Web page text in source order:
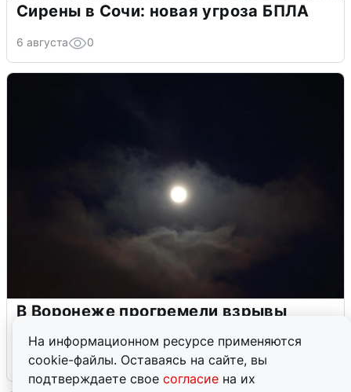
На информационном ресурсе применяются
cookie-файлы. Оставаясь на сайте, вы
подтверждаете свое согласие на их
Сирены в Сочи: новая угроза БПЛА
6 августа 0
В Воронеже прогремели взрывы
5 августа 0